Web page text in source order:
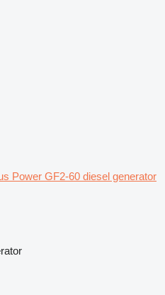
Power GF2-60 diesel generator